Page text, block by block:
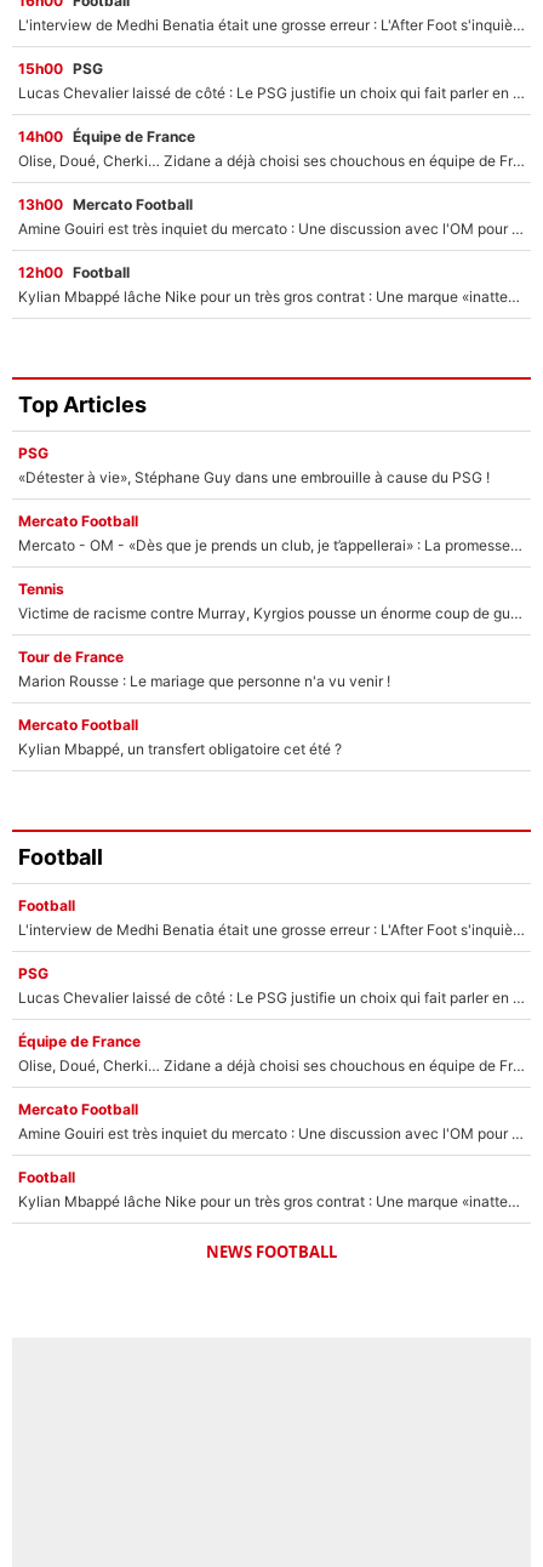
L'interview de Medhi Benatia était une grosse erreur : L'After Foot s'inquiète pour l'avenir de l'ancien dirigeant de l'OM qui pourrait rester longtemps au chômage
15h00 PSG
Lucas Chevalier laissé de côté : Le PSG justifie un choix qui fait parler en plein mercato
14h00 Équipe de France
Olise, Doué, Cherki… Zidane a déjà choisi ses chouchous en équipe de France ? L’IA annonce des surprises sans Kylian Mbappé !
13h00 Mercato Football
Amine Gouiri est très inquiet du mercato : Une discussion avec l'OM pour acter son transfert !
12h00 Football
Kylian Mbappé lâche Nike pour un très gros contrat : Une marque «inattendue» va frapper très fort
Top Articles
PSG
«Détester à vie», Stéphane Guy dans une embrouille à cause du PSG !
Mercato Football
Mercato - OM - «Dès que je prends un club, je t’appellerai» : La promesse de Marcelino au moment de claquer la porte
Tennis
Victime de racisme contre Murray, Kyrgios pousse un énorme coup de gueule !
Tour de France
Marion Rousse : Le mariage que personne n'a vu venir !
Mercato Football
Kylian Mbappé, un transfert obligatoire cet été ?
Football
Football
L'interview de Medhi Benatia était une grosse erreur : L'After Foot s'inquiète pour l'avenir de l'ancien dirigeant de l'OM qui pourrait rester longtemps au chômage
PSG
Lucas Chevalier laissé de côté : Le PSG justifie un choix qui fait parler en plein mercato
Équipe de France
Olise, Doué, Cherki… Zidane a déjà choisi ses chouchous en équipe de France ? L’IA annonce des surprises sans Kylian Mbappé !
Mercato Football
Amine Gouiri est très inquiet du mercato : Une discussion avec l'OM pour acter son transfert !
Football
Kylian Mbappé lâche Nike pour un très gros contrat : Une marque «inattendue» va frapper très fort
NEWS FOOTBALL